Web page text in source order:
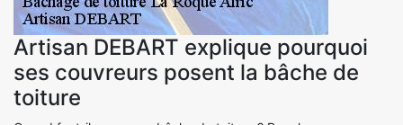
Artisan DEBART explique pourquoi
ses couvreurs posent la bâche de
toiture